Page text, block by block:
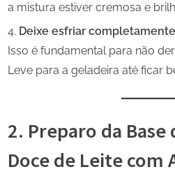
a mistura estiver cremosa e
Deixe esfriar completamente
Isso é fundamental para não
Leve para a geladeira até ficar
2. Preparo da
Doce de Leite com